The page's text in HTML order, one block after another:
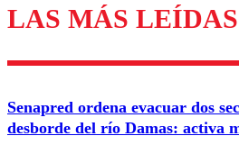
Los comentarios son
diálogo
Correo
LAS MÁS LEÍDAS
Senapred ordena evacuar dos
desborde del río Damas: activa